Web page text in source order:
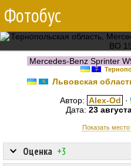
Фотобус
Mercedes-Benz Sprinter
Львовская
Автор: Alex-Od ·
Дата: 23
Показать
Оценка +3